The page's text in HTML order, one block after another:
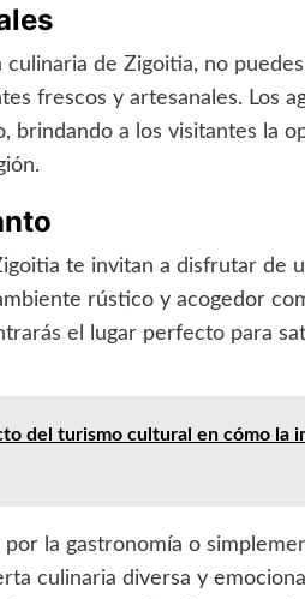
de Zigoitia, no
frescos y artesanales. Los
brindando a los visitantes la
te invitan a disfrutar de
rústico y acogedor
el lugar perfecto para
del turismo cultural en cómo
la gastronomía o
culinaria diversa y